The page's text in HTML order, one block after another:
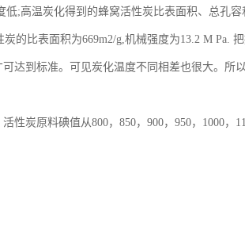
;高温炭化得到的蜂窝活性炭比表面积、总孔容
的比表面积为669m2/g,机械强度为13.2 M Pa.
达到标准。可见炭化温度不同相差也很大。所
炭原料碘值从800，850，900，950，1000，